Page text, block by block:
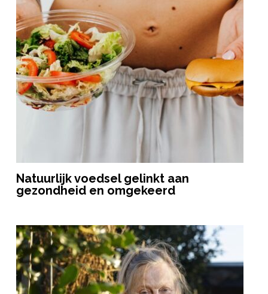
Natuurlijk voedsel gelinkt aan
gezondheid en omgekeerd